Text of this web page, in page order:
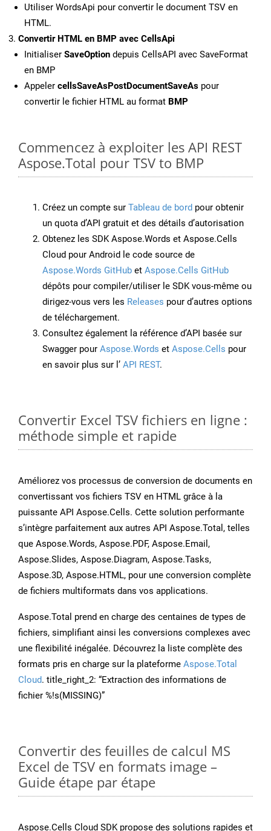
Utiliser WordsApi pour convertir le document TSV en
HTML.
Convertir HTML en BMP avec CellsApi
Initialiser SaveOption depuis CellsAPI avec SaveFormat
en BMP
Appeler cellsSaveAsPostDocumentSaveAs pour
convertir le fichier HTML au format BMP
Commencez à exploiter les API REST
Aspose.Total pour TSV to BMP
Créez un compte sur Tableau de bord pour obtenir
un quota d’API gratuit et des détails d’autorisation
Obtenez les SDK Aspose.Words et Aspose.Cells
Cloud pour Android le code source de
Aspose.Words GitHub et Aspose.Cells GitHub
dépôts pour compiler/utiliser le SDK vous-même ou
dirigez-vous vers les Releases pour d’autres options
de téléchargement.
Consultez également la référence d’API basée sur
Swagger pour Aspose.Words et Aspose.Cells pour
en savoir plus sur l’ API REST.
Convertir Excel TSV fichiers en ligne :
méthode simple et rapide
Améliorez vos processus de conversion de documents en
convertissant vos fichiers TSV en HTML grâce à la
puissante API Aspose.Cells. Cette solution performante
s’intègre parfaitement aux autres API Aspose.Total, telles
que Aspose.Words, Aspose.PDF, Aspose.Email,
Aspose.Slides, Aspose.Diagram, Aspose.Tasks,
Aspose.3D, Aspose.HTML, pour une conversion complète
de fichiers multiformats dans vos applications.
Aspose.Total prend en charge des centaines de types de
fichiers, simplifiant ainsi les conversions complexes avec
une flexibilité inégalée. Découvrez la liste complète des
formats pris en charge sur la plateforme Aspose.Total
Cloud. title_right_2: “Extraction des informations de
fichier %!s(MISSING)”
Convertir des feuilles de calcul MS
Excel de TSV en formats image –
Guide étape par étape
Aspose.Cells Cloud SDK propose des solutions rapides et